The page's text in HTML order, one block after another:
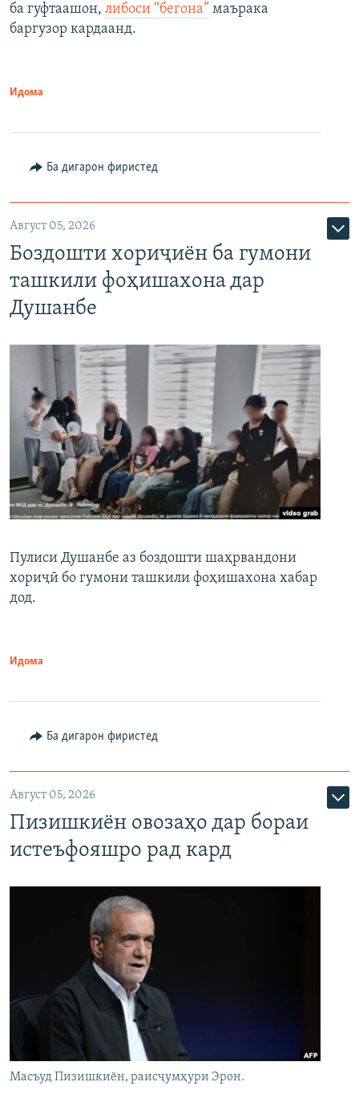
ба гуфтаашон, либоси “бегона” маърака
баргузор кардаанд.
Идома
Ба дигарон фиристед
Август 05, 2026
Боздошти хориҷиён ба гумони
ташкили фоҳишахона дар
Душанбе
Пулиси Душанбе аз боздошти шаҳрвандони
хориҷӣ бо гумони ташкили фоҳишахона хабар
дод.
Идома
Ба дигарон фиристед
Август 05, 2026
Пизишкиён овозаҳо дар бораи
истеъфояшро рад кард
Масъуд Пизишкиён, раисҷумҳури Эрон.